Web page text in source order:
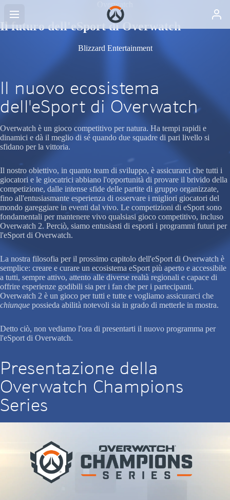
Overwatch
Il futuro dell'eSport di Overwatch
Blizzard Entertainment
Il nuovo ecosistema
dell'eSport di Overwatch
Overwatch è un gioco competitivo per natura. Ha tempi rapidi e
dinamici e dà il meglio di sé quando due squadre di pari livello si
sfidano per la vittoria.
Il nostro obiettivo, in quanto team di sviluppo, è assicurarci che tutti i
giocatori e le giocatrici abbiano l'opportunità di provare il brivido della
competizione, dalle intense sfide delle partite di gruppo organizzate,
fino all'entusiasmante esperienza di osservare i migliori giocatori del
mondo gareggiare in eventi dal vivo. Le competizioni di eSport sono
fondamentali per mantenere vivo qualsiasi gioco competitivo, incluso
Overwatch 2. Perciò, siamo entusiasti di esporti i programmi futuri per
l'eSport di Overwatch.
La nostra filosofia per il prossimo capitolo dell'eSport di Overwatch è
semplice: creare e curare un ecosistema eSport più aperto e accessibile
a tutti, sempre attivo, attento alle diverse realtà regionali e capace di
offrire esperienze godibili sia per i fan che per i partecipanti.
Overwatch 2 è un gioco per tutti e tutte e vogliamo assicurarci che
chiunque possieda abilità notevoli sia in grado di metterle in mostra.
Detto ciò, non vediamo l'ora di presentarti il nuovo programma per
l'eSport di Overwatch.
Presentazione della
Overwatch Champions
Series